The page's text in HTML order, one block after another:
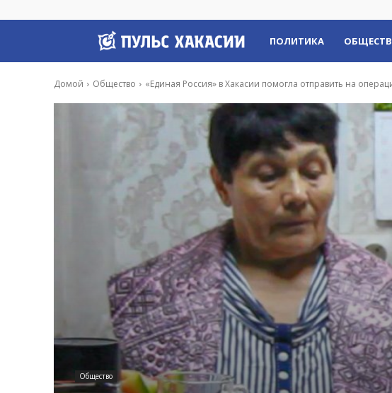
Пульс
Хакасии
ПОЛИТИКА
Домой Общество «Единая Россия» в Хакасии помогла отправить на
Общество